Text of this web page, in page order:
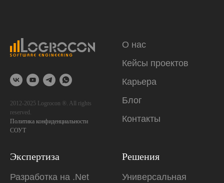
2012-2025 Logrocon ®. All rights
reserved.
Политика конфиденциальности
СОУТ
О нас
Кейсы проектов
Карьера
Блог
Контакты
Экспертиза
Разработка на .Net
Решения
Универсальная